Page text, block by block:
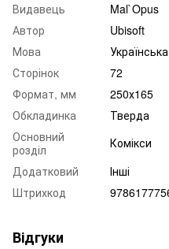
Видавець
Mal`Opus
Автор
Ubisoft
Мова
Українська
Сторінок
72
Формат, мм
250х165
Обкладинка
Тверда
Основний
розділ
Комікси
Додатковий
Інші
Штрихкод
Відгуки